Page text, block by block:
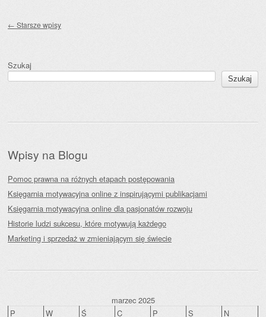
← Starsze wpisy
Szukaj
Szukaj
Wpisy na Blogu
Pomoc prawna na różnych etapach postępowania
Księgarnia motywacyjna online z inspirującymi publikacjami
Księgarnia motywacyjna online dla pasjonatów rozwoju
Historie ludzi sukcesu, które motywują każdego
Marketing i sprzedaż w zmieniającym się świecie
marzec 2025
P
W Ś C P S N